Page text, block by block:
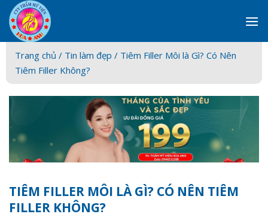
Skip
to
content
Trang chủ / Tin làm đẹp / Tiêm Filler Môi là Gì? Có Nên
Tiêm Filler Không?
TIÊM FILLER MÔI LÀ GÌ? CÓ NÊN TIÊM
FILLER KHÔNG?